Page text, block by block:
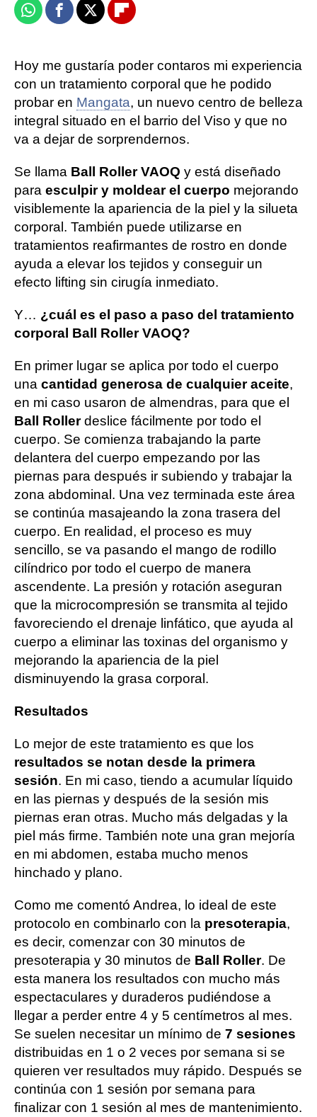
WhatsappFacebook
X Flipboard
Hoy me gustaría poder contaros mi experiencia
con un tratamiento corporal que he podido
probar en Mangata, un nuevo centro de belleza
integral situado en el barrio del Viso y que no
va a dejar de sorprendernos.
Se llama Ball Roller VAOQ y está diseñado
para esculpir y moldear el cuerpo mejorando
visiblemente la apariencia de la piel y la silueta
corporal. También puede utilizarse en
tratamientos reafirmantes de rostro en donde
ayuda a elevar los tejidos y conseguir un
efecto lifting sin cirugía inmediato.
Y… ¿cuál es el paso a paso del tratamiento
corporal Ball Roller VAOQ?
En primer lugar se aplica por todo el cuerpo
una cantidad generosa de cualquier aceite,
en mi caso usaron de almendras, para que el
Ball Rollerdeslice fácilmente por todo el
cuerpo. Se comienza trabajando la parte
delantera del cuerpo empezando por las
piernas para después ir subiendo y trabajar la
zona abdominal. Una vez terminada este área
se continúa masajeando la zona trasera del
cuerpo. En realidad, el proceso es muy
sencillo, se va pasando el mango de rodillo
cilíndrico por todo el cuerpo de manera
ascendente. La presión y rotación aseguran
que la microcompresión se transmita al tejido
favoreciendo el drenaje linfático, que ayuda al
cuerpo a eliminar las toxinas del organismo y
mejorando la apariencia de la piel
disminuyendo la grasa corporal.
Resultados
Lo mejor de este tratamiento es que los
resultados se notan desde la primera
sesión. En mi caso, tiendo a acumular líquido
en las piernas y después de la sesión mis
piernas eran otras. Mucho más delgadas y la
piel más firme. También note una gran mejoría
en mi abdomen, estaba mucho menos
hinchado y plano.
Como me comentó Andrea, lo ideal de este
protocolo en combinarlo con la presoterapia,
es decir, comenzar con 30 minutos de
presoterapia y 30 minutos de Ball Roller. De
esta manera los resultados con mucho más
espectaculares y duraderos pudiéndose a
llegar a perder entre 4 y 5 centímetros al mes.
Se suelen necesitar un mínimo de 7 sesiones
distribuidas en 1 o 2 veces por semana si se
quieren ver resultados muy rápido. Después se
continúa con 1 sesión por semana para
finalizar con 1 sesión al mes de mantenimiento.